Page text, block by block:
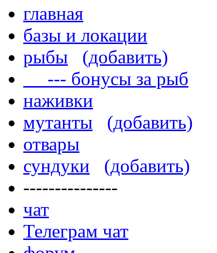
главная
базы и локации
рыбы
(добавить)
--- бонусы за рыб
наживки
мутанты
(добавить)
отвары
сундуки
(добавить)
---------------
чат
Телеграм чат